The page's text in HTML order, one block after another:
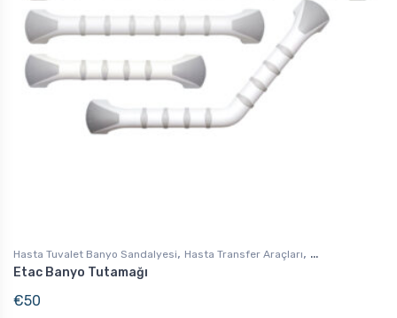
Hasta Tuvalet Banyo Sandalyesi, Hasta Transfer Araçları,
Günlük Yaşam Destek
Etac Banyo Tutamağı
€50